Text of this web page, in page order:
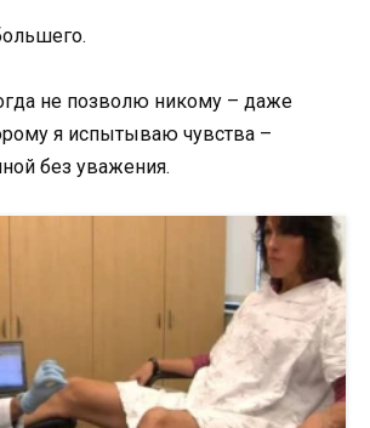
не позволю никому – даже
я испытываю чувства –
без уважения.